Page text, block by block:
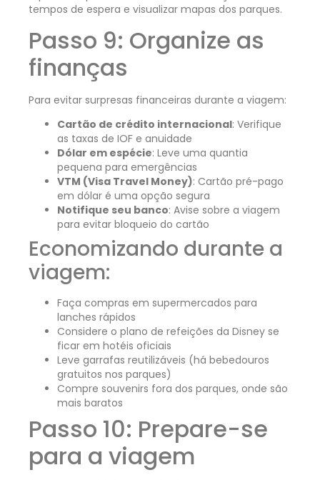
tempos de espera e visualizar mapas dos parques.
Passo 9: Organize as
finanças
Para evitar surpresas financeiras durante a viagem:
Cartão de crédito internacional: Verifique
as taxas de IOF e anuidade
Dólar em espécie: Leve uma quantia
pequena para emergências
VTM (Visa Travel Money): Cartão pré-pago
em dólar é uma opção segura
Notifique seu banco: Avise sobre a viagem
para evitar bloqueio do cartão
Economizando durante a
viagem:
Faça compras em supermercados para
lanches rápidos
Considere o plano de refeições da Disney se
ficar em hotéis oficiais
Leve garrafas reutilizáveis (há bebedouros
gratuitos nos parques)
Compre souvenirs fora dos parques, onde são
mais baratos
Passo 10: Prepare-se
para a viagem